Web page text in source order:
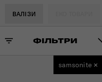
ВАЛІЗИ
ФІЛЬТРИ
samsonite ×